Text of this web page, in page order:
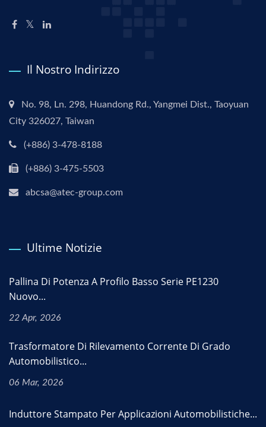
Il Nostro Indirizzo
No. 98, Ln. 298, Huandong Rd., Yangmei Dist., Taoyuan
City 326027, Taiwan
(+886) 3-478-8188
(+886) 3-475-5503
abcsa@atec-group.com
Ultime Notizie
Pallina Di Potenza A Profilo Basso Serie PE1230
Nuovo...
22 Apr, 2026
Trasformatore Di Rilevamento Corrente Di Grado
Automobilistico...
06 Mar, 2026
Induttore Stampato Per Applicazioni Automobilistiche...